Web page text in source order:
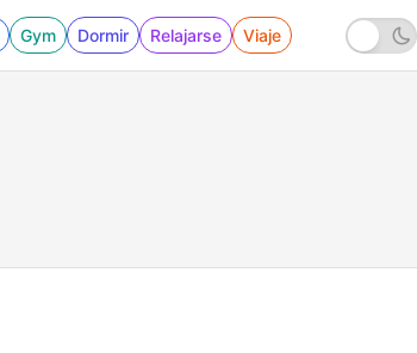
Gym Dormir Relajarse Viaje